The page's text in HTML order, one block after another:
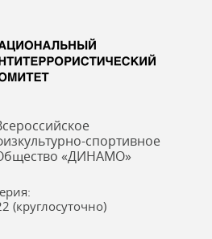
спортивное
«ДИНАМО»
(круглосуточно)